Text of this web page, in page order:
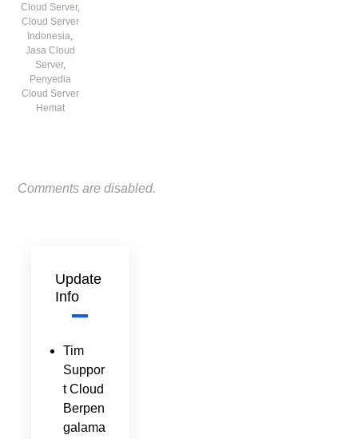
Cloud Server,
Cloud Server
Indonesia,
Jasa Cloud
Server,
Penyedia
Cloud Server
Hemat
Comments are disabled.
Update
Info
Tim
Suppor
t Cloud
Berpen
galama